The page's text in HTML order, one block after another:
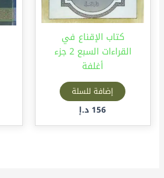
كتاب الإقناع في
القراءات السبع 2 جزء
أغلفة
إضافة للسلة
156 د.إ